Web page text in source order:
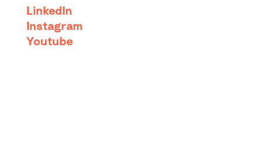
LinkedIn
Instagram
Youtube